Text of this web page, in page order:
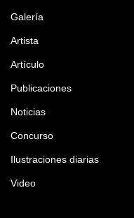
Galería
Artista
Artículo
Publicaciones
Noticias
Concurso
Ilustraciones diarias
Video